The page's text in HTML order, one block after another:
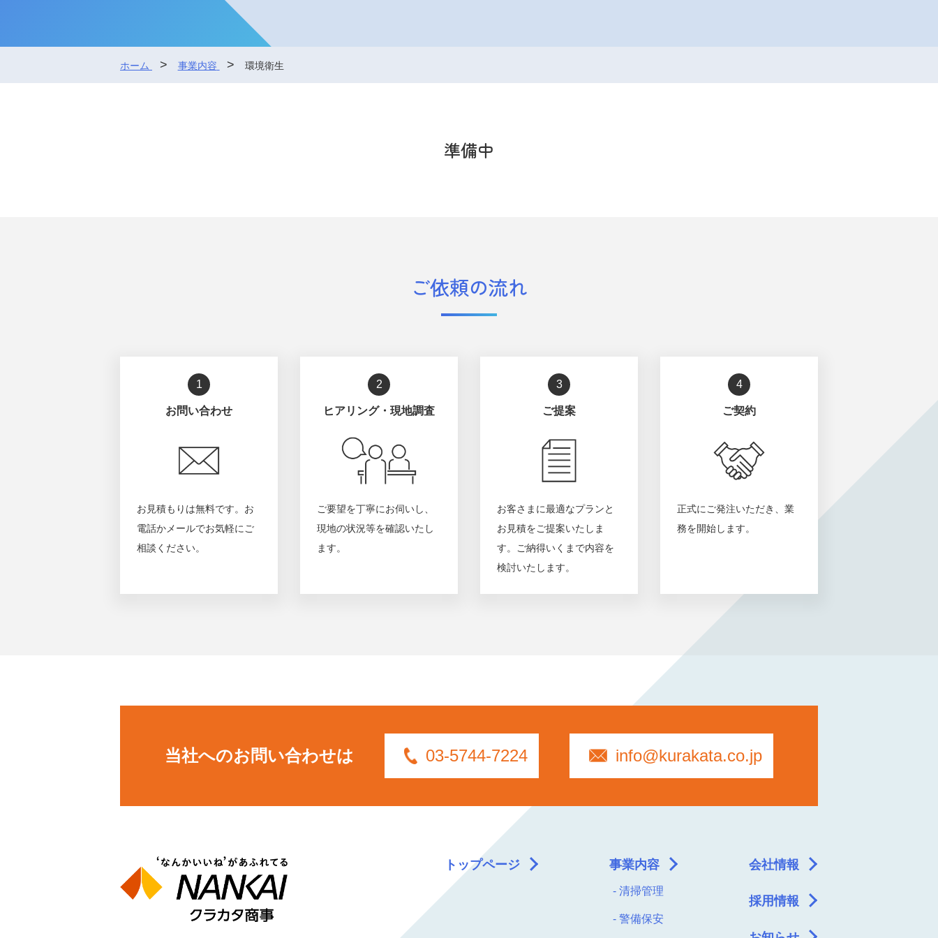
ホーム 事業内容 環境衛生
準備中
ご依頼の流れ
1
お問い合わせ
お見積もりは無料です。お
電話かメールでお気軽にご
相談ください。
2
ヒアリング・現地調査
ご要望を丁寧にお伺いし、
現地の状況等を確認いたし
ます。
3
ご提案
お客さまに最適なプランと
お見積をご提案いたしま
す。ご納得いくまで内容を
検討いたします。
4
ご契約
正式にご発注いただき、業
務を開始します。
当社へのお問い合わせは 03-5744-7224 info@kurakata.co.jp
トップページ 事業内容
- 清掃管理
- 警備保安
会社情報
採用情報